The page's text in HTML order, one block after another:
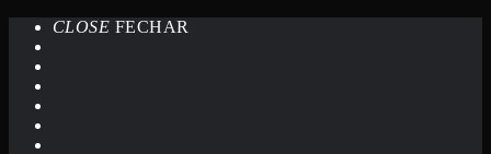
CLOSE FECHAR